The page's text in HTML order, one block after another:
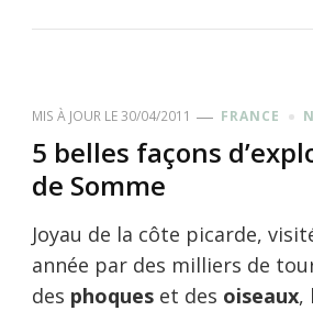
MIS À JOUR LE30/04/2011 FRANCE
5 belles façons
de Somme
Joyau de la côte picarde,
année par des milliers de
des phoques et des oiseaux,